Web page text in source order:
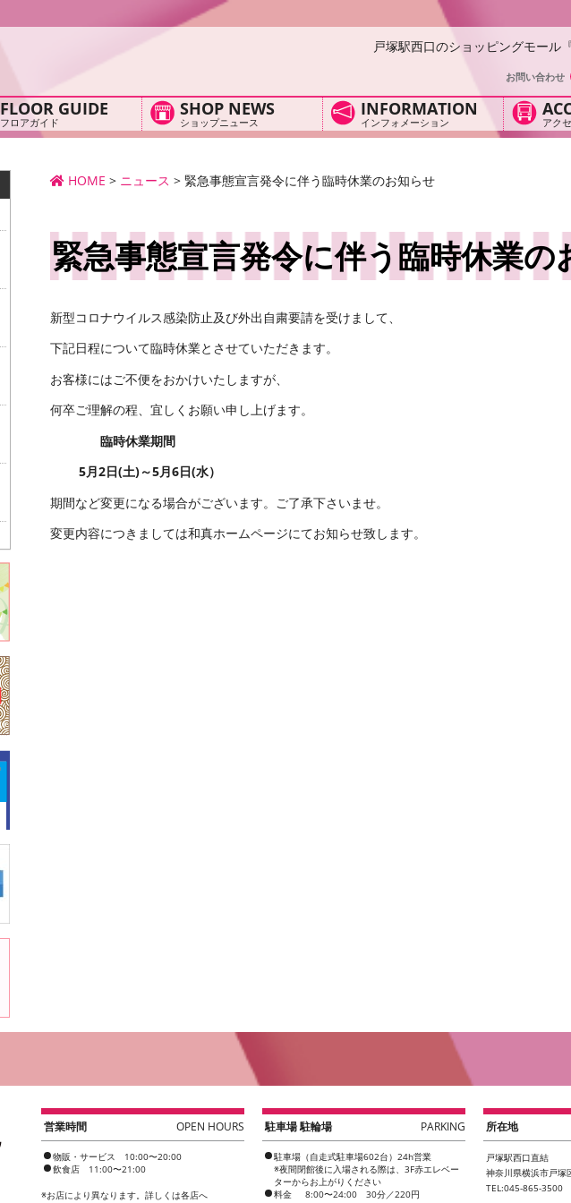
戸塚駅西口のショッピングモール
お問い合わせ
FLOOR GUIDE
フロアガイド
SHOP NEWS
ショップニュース
INFORMATION
インフォメーション アク
HOME > ニュース > 緊急事態宣言発令に伴う臨時休業のお知らせ
緊急事態宣言発令に伴う臨時休業の
新型コロナウイルス感染防止及び外出自粛要請を受けまして、
下記日程について臨時休業とさせていただきます。
お客様にはご不便をおかけいたしますが、
何卒ご理解の程、宜しくお願い申し上げます。
臨時休業期間
5月2日(土)～5月6日(水）
期間など変更になる場合がございます。ご了承下さいませ。
変更内容につきましては和真ホームページにてお知らせ致します。
営業時間 OPEN HOURS
物販・サービス 10:00〜20:00
飲食店 11:00〜21:00
※お店により異なります。詳しくは各店へ
駐車場 駐輪場 PARKING
駐車場（自走式駐車場602台）24h営業
※夜間閉館後に入場される際は、3F赤エレベー
ターからお上がりください
料金
8:00〜24:00 30分／220円
所在地
戸塚駅西口直結
神奈川県横浜市戸塚
TEL:045-865-3500